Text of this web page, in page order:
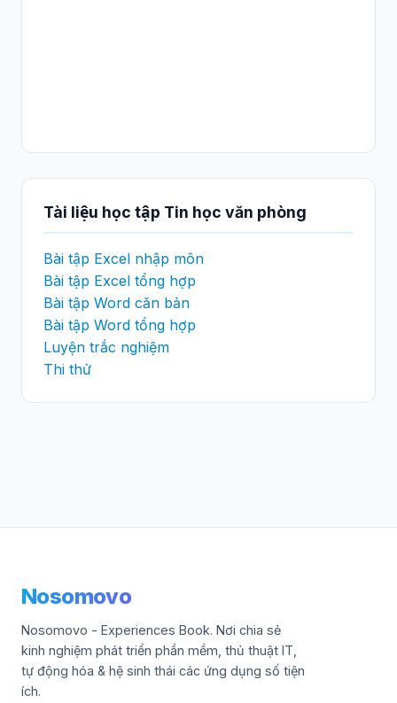
Tài liệu học tập Tin học văn phòng
Bài tập Excel nhập môn
Bài tập Excel tổng hợp
Bài tập Word căn bản
Bài tập Word tổng hợp
Luyện trắc nghiệm
Thi thử
Nosomovo
Nosomovo - Experiences Book. Nơi chia sẻ
kinh nghiệm phát triển phần mềm, thủ thuật IT,
tự động hóa & hệ sinh thái các ứng dụng số tiện
ích.